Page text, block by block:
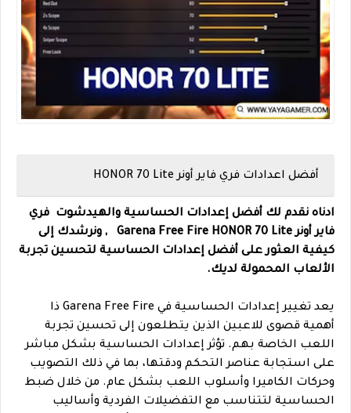
أفضل اعدادات فري فاير أونر HONOR 70 Lite
ادناه نقدم لك أفضل إعدادات الحساسية والهيدشوت فري
فاير أونر Garena Free Fire HONOR 70 Lite , ونرشدك إلى
كيفية العثور على أفضل إعدادات الحساسية لتحسين تجربة
الألعاب المحمولة لديك.
يعد تغيير إعدادات الحساسية في Garena Free Fire ذا
أهمية قصوى للاعبين الذين يتطلعون إلى تحسين تجربة
اللعب الخاصة بهم. تؤثر إعدادات الحساسية بشكل مباشر
على استجابة عناصر التحكم ودقتها، بما في ذلك التصويب
وحركات الكاميرا وأسلوب اللعب بشكل عام. من خلال ضبط
الحساسية لتتناسب مع التفضيلات الفردية وأساليب